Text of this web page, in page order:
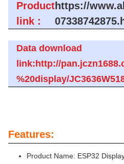
Product
link :
https://
Data download
link:http://
%20display/
Features:
Product Name: ESP32